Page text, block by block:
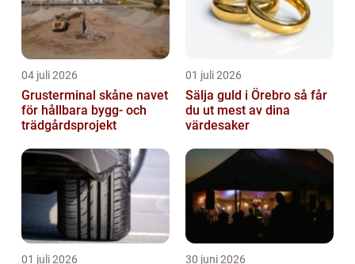
04 juli 2026
Grusterminal skåne navet
för hållbara bygg- och
trädgårdsprojekt
01 juli 2026
Sälja guld i Örebro så får
du ut mest av dina
värdesaker
01 juli 2026 30 juni 2026